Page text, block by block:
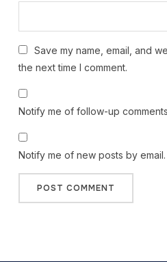
Save my name, email, and
the next time I comment.
Notify me of follow-up
Notify me of new posts by email.